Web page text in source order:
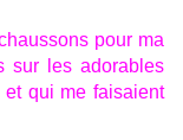
pour ma
sur les adorables
qui me faisaient